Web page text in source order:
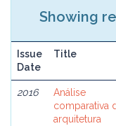
Showing
Issue
Date
Title
2016
Análise
comparativa
arquitetura